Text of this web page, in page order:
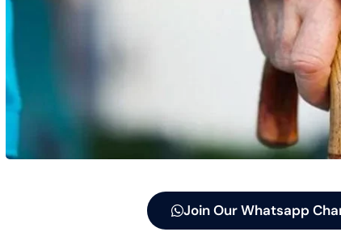
Join Our Whatsapp